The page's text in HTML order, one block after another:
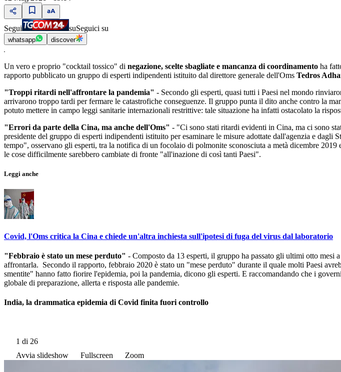
Segui suSeguici su
whatsapp discover
Un vero e proprio "cocktail tossico" di negazione, scelte sbagliate e mancanza di coordinamento ha
rapporto pubblicato un gruppo di esperti indipendenti istituito dal direttore generale dell'Oms Tedros
"Troppi ritardi nell'affrontare la pandemia" - Secondo gli esperti, quasi tutti i Paesi nel mondo
arrivarono troppo tardi per fermare le catastrofiche conseguenze. Il gruppo punta il dito anche contro la
potuto mettere in campo leggi sanitarie internazionali restrittive: tale situazione ha infatti ostacolato la
"Errori da parte della Cina, ma anche dell'Oms" - "Ci sono stati ritardi evidenti in Cina, ma ci sono
presidente del gruppo di esperti indipendenti istituito per esaminare le misure adottate dall'agenzia e
tempo", osservano gli esperti, tra la notifica di un focolaio di polmonite sconosciuta a metà dicembre
le cose difficilmente sarebbero cambiate di fronte "all'inazione di così tanti Paesi".
Leggi anche
Covid, l'Oms critica la Cina e chiede un'altra inchiesta sull'ipotesi di fuga del virus dal laboratorio
"Febbraio è stato un mese perduto" - Composto da 13 esperti, il gruppo ha passato gli ultimi otto mesi
affrontarla. Secondo il rapporto, febbraio 2020 è stato un "mese perduto" durante il quale molti Paesi
smentite" hanno fatto fiorire l'epidemia, poi la pandemia, dicono gli esperti. E raccomandando che i
globale di preparazione, allerta e risposta alle pandemie.
India, la drammatica epidemia di Covid finita fuori controllo
1 di 26
Avvia slideshow
Fullscreen Zoom